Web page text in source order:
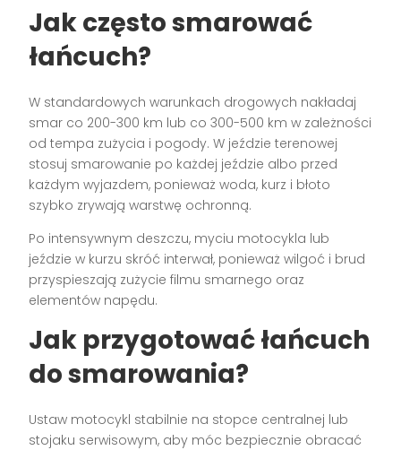
Jak często smarować
łańcuch?
W standardowych warunkach drogowych nakładaj
smar co 200-300 km lub co 300-500 km w zależności
od tempa zużycia i pogody. W jeździe terenowej
stosuj smarowanie po każdej jeździe albo przed
każdym wyjazdem, ponieważ woda, kurz i błoto
szybko zrywają warstwę ochronną.
Po intensywnym deszczu, myciu motocykla lub
jeździe w kurzu skróć interwał, ponieważ wilgoć i brud
przyspieszają zużycie filmu smarnego oraz
elementów napędu.
Jak przygotować łańcuch
do smarowania?
Ustaw motocykl stabilnie na stopce centralnej lub
stojaku serwisowym, aby móc bezpiecznie obracać